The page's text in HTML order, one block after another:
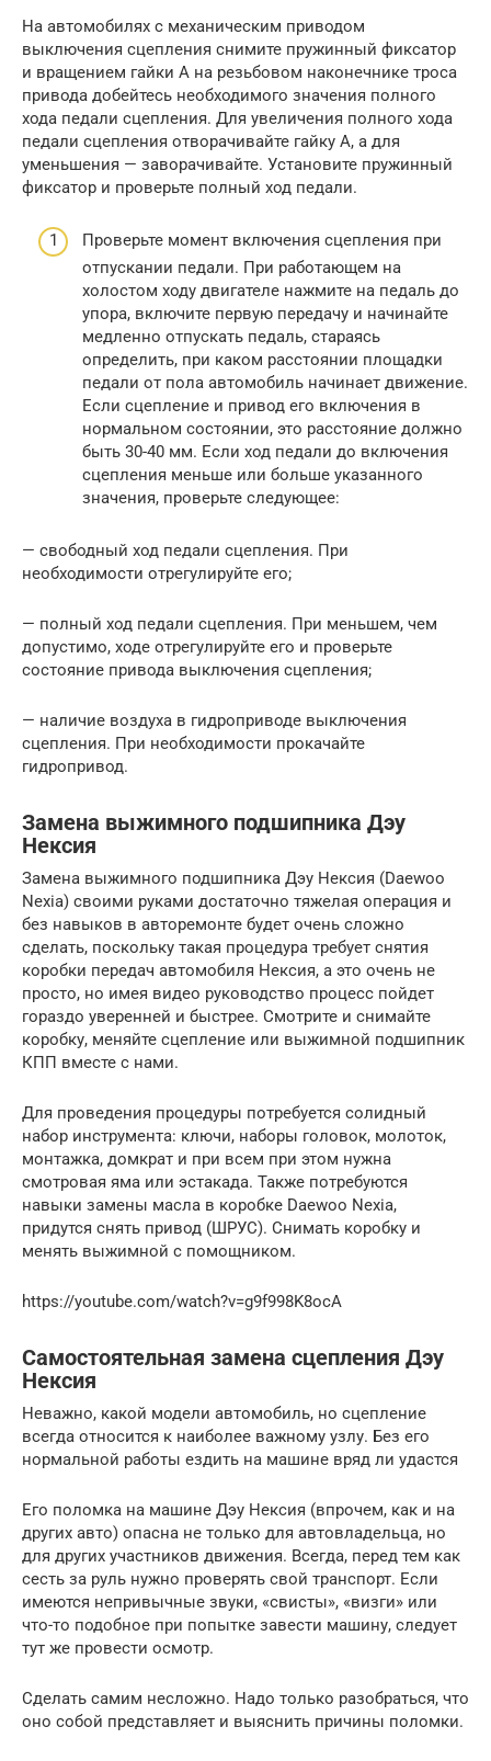
На автомобилях с механическим приводом
выключения сцепления снимите пружинный фиксатор
и вращением гайки А на резьбовом наконечнике троса
привода добейтесь необходимого значения полного
хода педали сцепления. Для увеличения полного хода
педали сцепления отворачивайте гайку А, а для
уменьшения — заворачивайте. Установите пружинный
фиксатор и проверьте полный ход педали.
Проверьте момент включения сцепления при
отпускании педали. При работающем на
холостом ходу двигателе нажмите на педаль до
упора, включите первую передачу и начинайте
медленно отпускать педаль, стараясь
определить, при каком расстоянии площадки
педали от пола автомобиль начинает движение.
Если сцепление и привод его включения в
нормальном состоянии, это расстояние должно
быть 30-40 мм. Если ход педали до включения
сцепления меньше или больше указанного
значения, проверьте следующее:
— свободный ход педали сцепления. При
необходимости отрегулируйте его;
— полный ход педали сцепления. При меньшем, чем
допустимо, ходе отрегулируйте его и проверьте
состояние привода выключения сцепления;
— наличие воздуха в гидроприводе выключения
сцепления. При необходимости прокачайте
гидропривод.
Замена выжимного подшипника Дэу
Нексия
Замена выжимного подшипника Дэу Нексия (Daewoo
Nexia) своими руками достаточно тяжелая операция и
без навыков в авторемонте будет очень сложно
сделать, поскольку такая процедура требует снятия
коробки передач автомобиля Нексия, а это очень не
просто, но имея видео руководство процесс пойдет
гораздо уверенней и быстрее. Смотрите и снимайте
коробку, меняйте сцепление или выжимной подшипник
КПП вместе с нами.
Для проведения процедуры потребуется солидный
набор инструмента: ключи, наборы головок, молоток,
монтажка, домкрат и при всем при этом нужна
смотровая яма или эстакада. Также потребуются
навыки замены масла в коробке Daewoo Nexia,
придутся снять привод (ШРУС). Снимать коробку и
менять выжимной с помощником.
https://youtube.com/watch?v=g9f998K8ocA
Самостоятельная замена сцепления Дэу
Нексия
Неважно, какой модели автомобиль, но сцепление
всегда относится к наиболее важному узлу. Без его
нормальной работы ездить на машине вряд ли удастся
Его поломка на машине Дэу Нексия (впрочем, как и на
других авто) опасна не только для автовладельца, но
для других участников движения. Всегда, перед тем как
сесть за руль нужно проверять свой транспорт. Если
имеются непривычные звуки, «свисты», «визги» или
что-то подобное при попытке завести машину, следует
тут же провести осмотр.
Сделать самим несложно. Надо только разобраться, что
оно собой представляет и выяснить причины поломки.